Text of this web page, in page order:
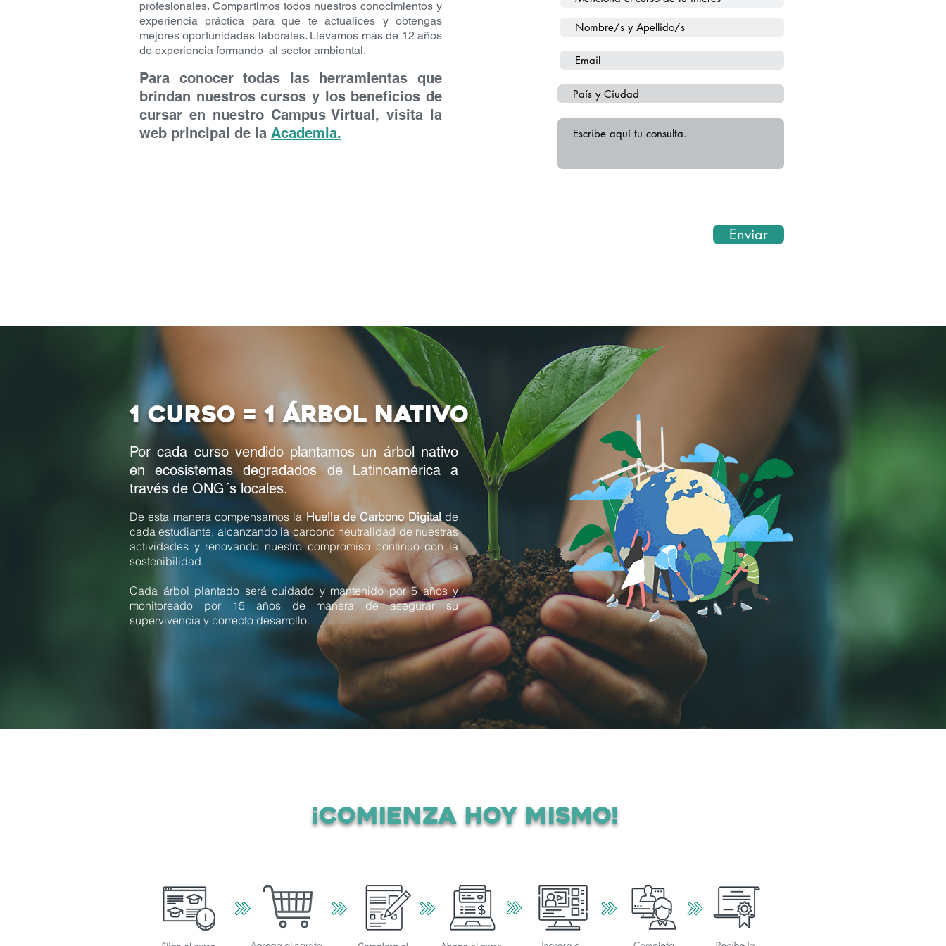
contenidos aprendidos en cada módulo.
Foro de consultas generales: espacio virtual para alumnos destinado a conocerse y conversar sobre dudas y debates de
cada curso.
Biblioteca digital: Libros en formato pdf, seleccionados exclusivamente por los tutores para profundizar y ampliar los
conocimientos.
Acceso directo al campus virtual
y contacto con el tutor para realizar consultas disponible las 24 hr.
¿Qué plazo de acceso a la plataforma y contenidos tengo?
Una vez realizado correctamente el registro, el alumno dispondrá de
para finalizar el curso.
profesionales. Compartimos todos nuestros conocimientos y
experiencia práctica para que te actualices y obtengas
mejores oportunidades laborales. Llevamos más de 12 años
de experiencia formando al sector ambiental.
Para conocer todas las herramientas que
brindan nuestros cursos y los beneficios de
cursar en nuestro Campus Virtual, visita la
web principal de la Academia.
Enviar
1 curso = 1 árbol nativo
Por cada curso vendido plantamos un árbol nativo
en ecosistemas degradados de Latinoamérica a
través de ONG´s locales.
De esta manera compensamos la Huella de Carbono Digital de
cada estudiante, alcanzando la carbono neutralidad de nuestras
actividades y renovando nuestro compromiso continuo con la
sostenibilidad.
Cada árbol plantado será cuidado y mantenido por 5 años y
monitoreado por 15 años de manera de asegurar su
supervivencia y correcto desarrollo.
¡comienza hoy mismo!